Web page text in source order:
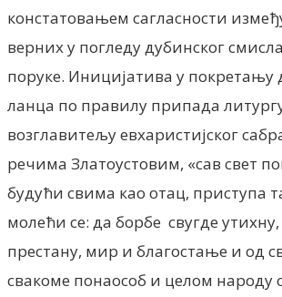
констатовањем сагласности
верних у погледу дубинског
поруке. Иницијатива у покретању
ланца по правилу припада
возглавитељу евхаристијског
речима Златоустовим, «сав свет
будући свима као отац, приступа
молећи се: да борбе свугде
престану, мир и благостање и од
свакоме понаособ и целом народу